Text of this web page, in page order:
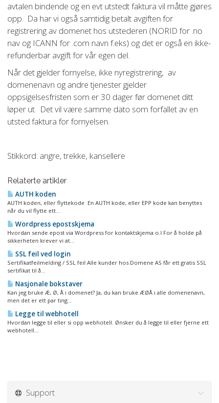
avtalen bindende og en evt utstedt faktura vil måtte gjøres
opp. Da har vi også samtidig betalt avgiften for
registrering av domenet hos utstederen (NORID for .no
nav og ICANN for .com navn f.eks) og det er også en ikke-
refunderbar avgift for vår egen del.
Når det gjelder fornyelse, ikke nyregistrering, av
domenenavn og andre tjenester gjelder
oppsigelsesfristen som er 30 dager før domenet ditt
løper ut. Det vil være samme dato som forfallet av en
utsted faktura for fornyelsen.
Stikkord: angre, trekke, kansellere
Relaterte artikler
AUTH koden
AUTH koden, eller flyttekode En AUTH kode, eller EPP kode kan benyttes
når du vil flytte ett...
Wordpress epostskjema
Hvordan sende epost via Wordpress for kontaktskjema o.l For å holde på
sikkerheten krever vi at...
SSL feil ved login
Sertifikatfeilmelding / SSL feil Alle kunder hos Domene AS får ett gratis SSL
sertifikat til å...
Nasjonale bokstaver
Kan jeg bruke Æ, Ø, Å i domenet? Ja, du kan bruke ÆØÅ i alle domenenavn,
men det er ett par ting...
Legge til webhotell
Hvordan legge til eller si opp webhotell. Ønsker du å legge til eller fjerne ett
webhotell...
Support